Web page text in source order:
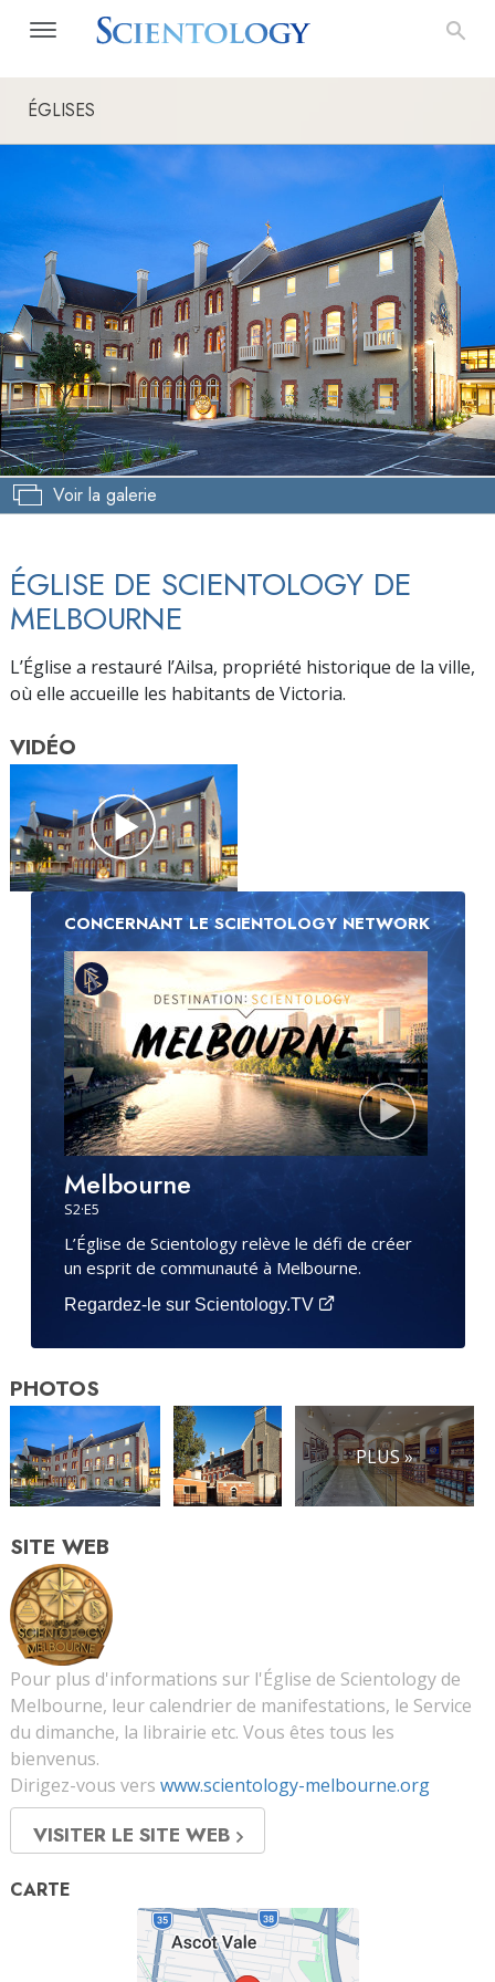
ÉGLISES
Voir la galerie
ÉGLISE DE SCIENTOLOGY DE
MELBOURNE
L’Église a restauré l’Ailsa, propriété historique de la ville,
où elle accueille les habitants de Victoria.
VIDÉO
CONCERNANT LE SCIENTOLOGY NETWORK
Melbourne
S2·E5
L’Église de Scientology relève le défi de créer
un esprit de communauté à Melbourne.
Regardez-le sur Scientology.TV
PHOTOS
PLUS »
SITE WEB
Pour plus d'informations sur l'Église de Scientology de
Melbourne, leur calendrier de manifestations, le Service
du dimanche, la librairie etc. Vous êtes tous les
bienvenus.
Dirigez-vous vers www.scientology-melbourne.org
VISITER LE SITE WEB
CARTE